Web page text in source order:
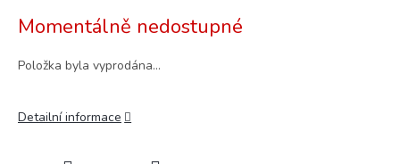
cena:
Momentálně nedostupné
Položka byla vyprodána…
Detailní informace